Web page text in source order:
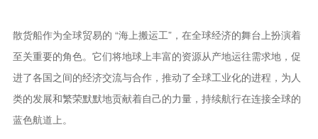
散货船作为全球贸易的 “海上搬运工”，在全球经济的舞台上扮演着
至关重要的角色。它们将地球上丰富的资源从产地运往需求地，促
进了各国之间的经济交流与合作，推动了全球工业化的进程，为人
类的发展和繁荣默默地贡献着自己的力量，持续航行在连接全球的
蓝色航道上。